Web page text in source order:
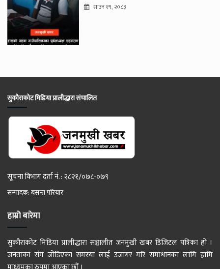
साउन १९, २०८३
सुकौराकोट मिडिया प्रालीद्धारा संचालित
सूचना विभाग दर्ता नं. : २८२१/०७८-०७९
सम्पादक: बसन्त परियार
हाम्रो बारेमा
सुकौराकोट मिडिया प्रालीद्धारा सञ्चालीत जनमुखी खबर डिजिटल पत्रिका हो ।
जनताका संग जोडिएका समस्या लाई उजागर गरि समाधानका लागि हामि